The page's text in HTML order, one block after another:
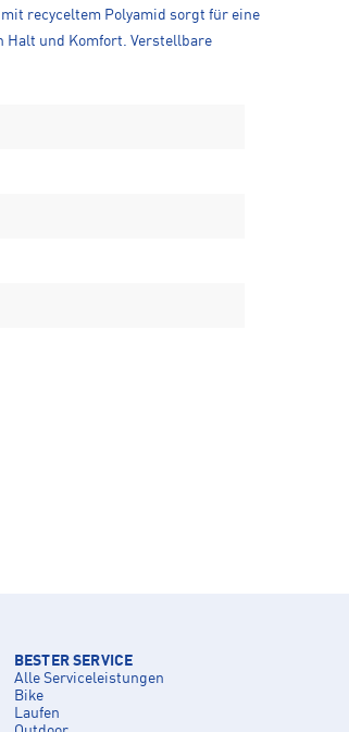
recyceltem Polyamid sorgt für eine
Halt und Komfort. Verstellbare
BESTER SERVICE
Alle Serviceleistungen
Bike
Laufen